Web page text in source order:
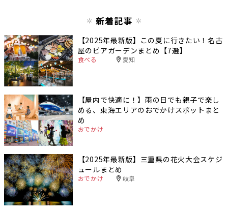
新着記事
【2025年最新版】この夏に行きたい！名古
屋のビアガーデンまとめ【7選】
食べる 愛知
【屋内で快適に！】雨の日でも親子で楽し
める、東海エリアのおでかけスポットまと
め
おでかけ
【2025年最新版】三重県の花火大会スケジ
ュールまとめ
おでかけ 岐阜